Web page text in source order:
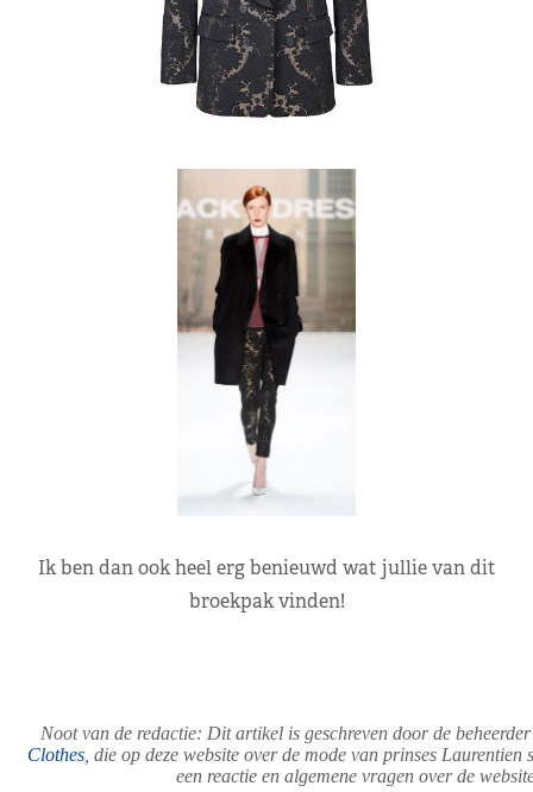
Ik ben dan ook heel erg benieuwd wat jullie van dit
broekpak vinden!
Noot van de redactie: Dit artikel is geschreven door de
Clothes , die op deze website over de mode van prinses
een reactie en algemene vragen over de